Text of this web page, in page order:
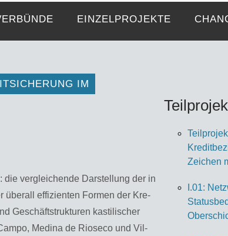
EINZELPROJEKTE
IM
die ver­glei­chen­de Dar­stel­lung der in
über­all ef­fi­zi­en­ten For­men der Kre­
Ge­schäftstruk­tu­ren kas­ti­li­scher
Me­di­na de Rio­se­co und Vil­
Zei­chen
I.01: